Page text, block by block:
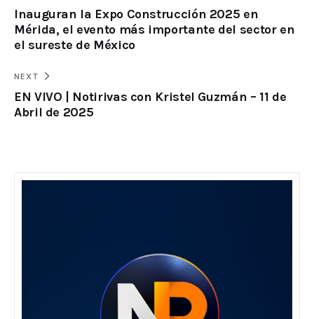
Inauguran la Expo Construcción 2025 en
Mérida, el evento más importante del sector en
el sureste de México
NEXT
EN VIVO | Notirivas con Kristel Guzmán – 11 de
Abril de 2025